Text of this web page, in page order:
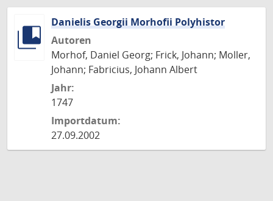
Danielis Georgii Morhofii Polyhistor
Autoren
Morhof, Daniel Georg; Frick, Johann; Moller,
Johann; Fabricius, Johann Albert
Jahr:
1747
Importdatum:
27.09.2002